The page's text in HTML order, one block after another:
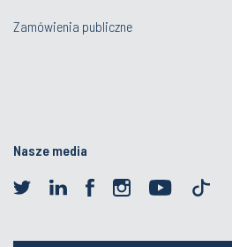
Zamówienia publiczne
Nasze media